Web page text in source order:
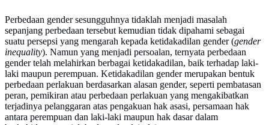
Perbedaan gender sesungguhnya tidaklah menjadi masalah
sepanjang perbedaan tersebut kemudian tidak dipahami sebagai
suatu persepsi yang mengarah kepada ketidakadilan gender (gender
inequality). Namun yang menjadi persoalan, ternyata perbedaan
gender telah melahirkan berbagai ketidakadilan, baik terhadap laki-
laki maupun perempuan. Ketidakadilan gender merupakan bentuk
perbedaan perlakuan berdasarkan alasan gender, seperti pembatasan
peran, pemikiran atau perbedaan perlakuan yang mengakibatkan
terjadinya pelanggaran atas pengakuan hak asasi, persamaan hak
antara perempuan dan laki-laki maupun hak dasar dalam